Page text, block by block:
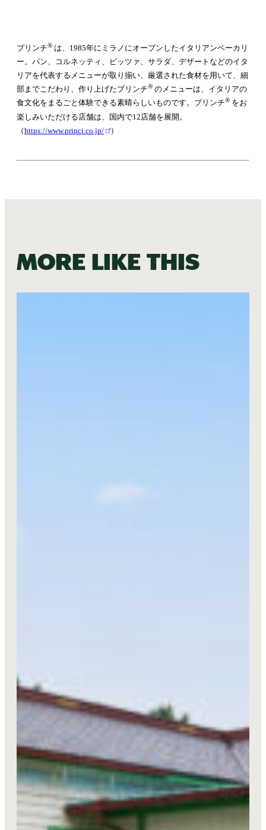
プリンチ® は、1985年にミラノにオープンしたイタリアンベーカリ
ー。パン、コルネッティ、ピッツァ、サラダ、デザートなどのイタ
リアを代表するメニューが取り揃い、厳選された食材を用いて、細
部までこだわり、作り上げたプリンチ® のメニューは、イタリアの
食文化をまるごと体験できる素晴らしいものです。プリンチ® をお
楽しみいただける店舗は、国内で12店舗を展開。
（https://www.princi.co.jp/ ）
More like this